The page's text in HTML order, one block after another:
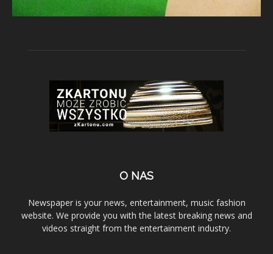
O NAS
Newspaper is your news, entertainment, music fashion
website. We provide you with the latest breaking news and
videos straight from the entertainment industry.